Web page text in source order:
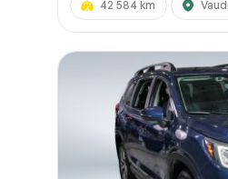
42 584 km